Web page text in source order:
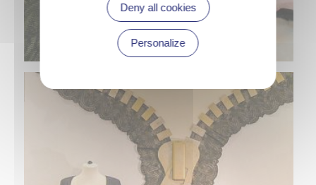
Deny all cookies
Personalize